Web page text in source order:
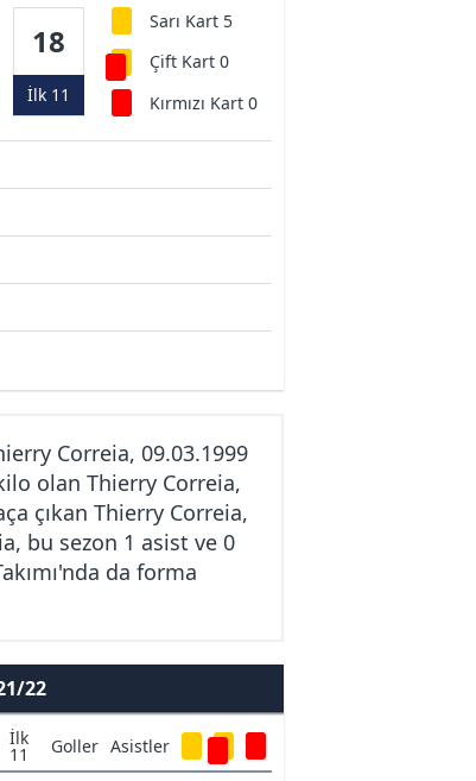
18
İlk 11
Sarı Kart 5
Çift Kart 0
Kırmızı Kart 0
Correia, 09.03.1999
olan Thierry Correia,
çıkan Thierry Correia,
bu sezon 1 asist ve 0
da forma
22
İlk
11 Goller Asistler